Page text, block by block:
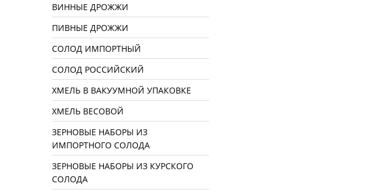
ВИННЫЕ ДРОЖЖИ
ПИВНЫЕ ДРОЖЖИ
СОЛОД ИМПОРТНЫЙ
СОЛОД РОССИЙСКИЙ
ХМЕЛЬ В ВАКУУМНОЙ УПАКОВКЕ
ХМЕЛЬ ВЕСОВОЙ
ЗЕРНОВЫЕ НАБОРЫ ИЗ
ИМПОРТНОГО СОЛОДА
ЗЕРНОВЫЕ НАБОРЫ ИЗ КУРСКОГО
СОЛОДА